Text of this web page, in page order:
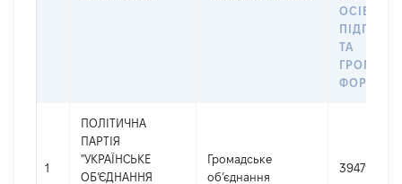
ОСІБ –
ТА
1
ПОЛІТИЧНА
ПАРТІЯ
"УКРАЇНСЬКЕ
ОБ’ЄДНАННЯ
Громадське
об’єднання
39479782